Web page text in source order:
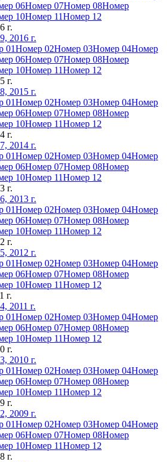
06Номер 07Номер 08Номер
10Номер 11Номер 12
г.
2016 г.
01Номер 02Номер 03Номер 04Номер
06Номер 07Номер 08Номер
10Номер 11Номер 12
г.
2015 г.
01Номер 02Номер 03Номер 04Номер
06Номер 07Номер 08Номер
10Номер 11Номер 12
г.
2014 г.
01Номер 02Номер 03Номер 04Номер
06Номер 07Номер 08Номер
10Номер 11Номер 12
г.
2013 г.
01Номер 02Номер 03Номер 04Номер
06Номер 07Номер 08Номер
10Номер 11Номер 12
г.
2012 г.
01Номер 02Номер 03Номер 04Номер
06Номер 07Номер 08Номер
10Номер 11Номер 12
г.
2011 г.
01Номер 02Номер 03Номер 04Номер
06Номер 07Номер 08Номер
10Номер 11Номер 12
г.
2010 г.
01Номер 02Номер 03Номер 04Номер
06Номер 07Номер 08Номер
10Номер 11Номер 12
г.
2009 г.
01Номер 02Номер 03Номер 04Номер
06Номер 07Номер 08Номер
10Номер 11Номер 12
г.